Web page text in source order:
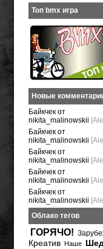
Топ bmx игра
Новые
Байкчек от
nikita_malinowskii
Байкчек от
nikita_malinowskii
Байкчек от
nikita_malinowskii
Байкчек от
nikita_malinowskii
Байкчек от
nikita_malinowskii
Облако тегов
ГОРЯЧО!
Креатив Наше